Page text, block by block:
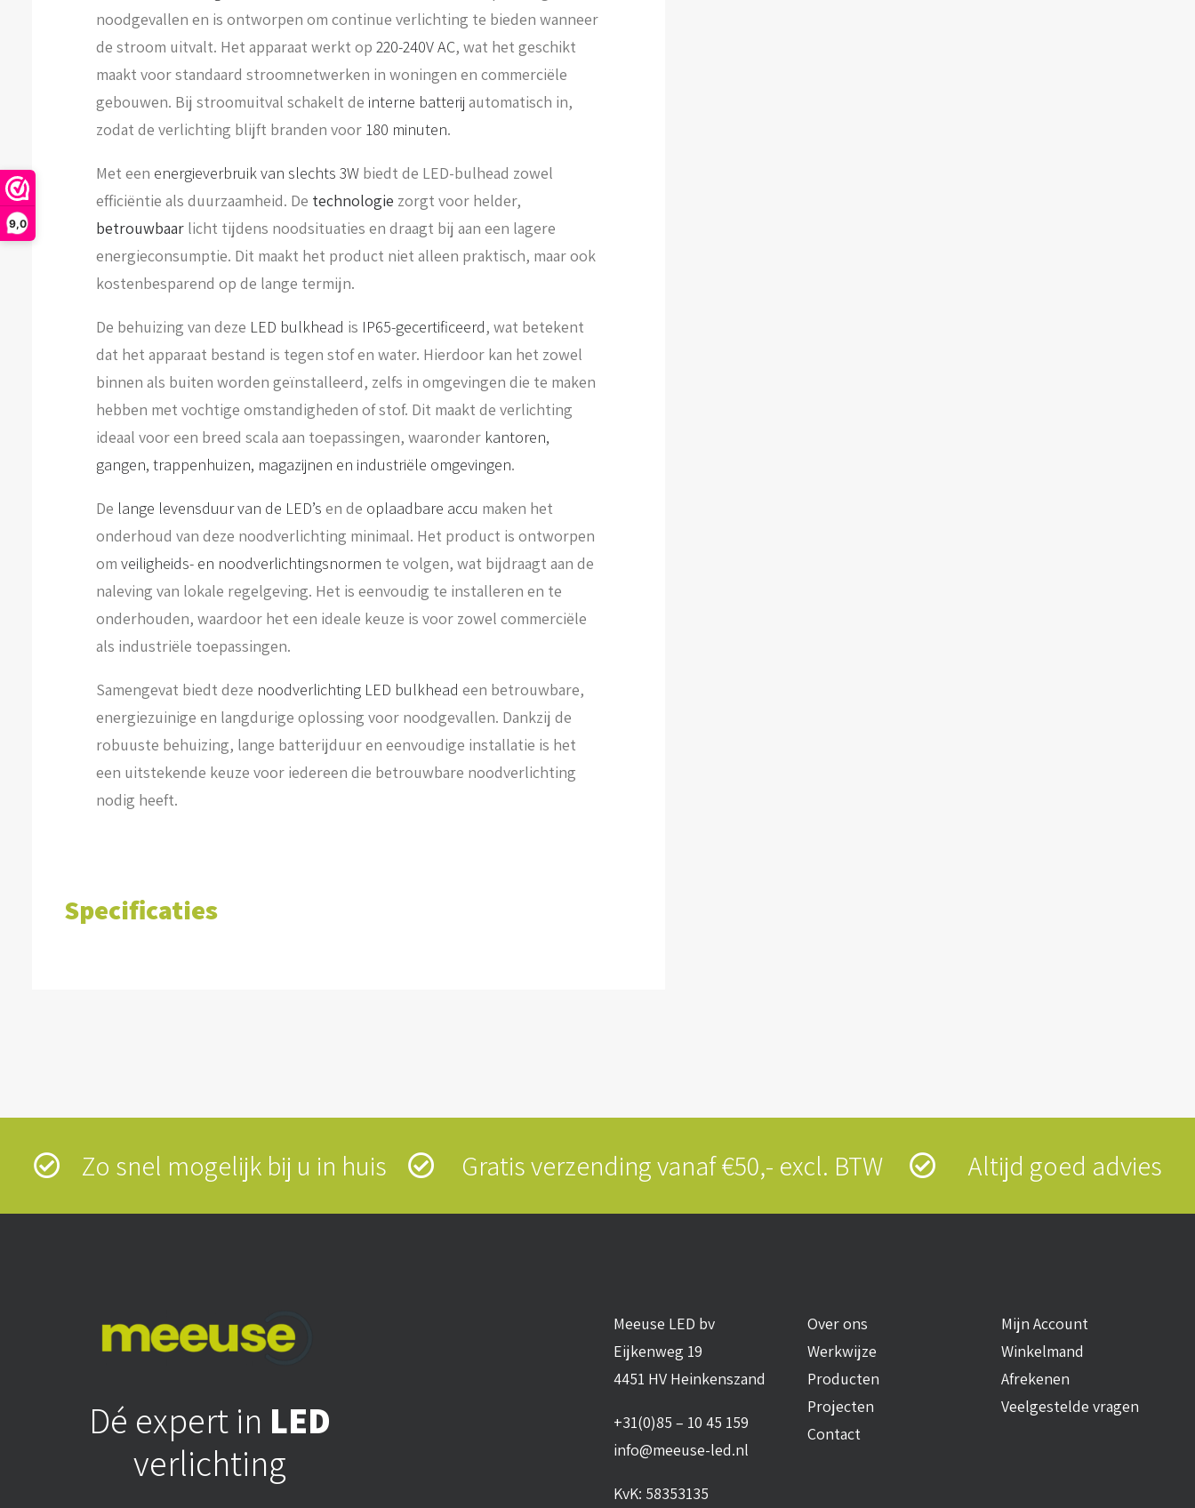
9,0
noodgevallen en is ontworpen om continue verlichting te bieden wanneer
de stroom uitvalt. Het apparaat werkt op 220-240V AC, wat het geschikt
maakt voor standaard stroomnetwerken in woningen en commerciële
gebouwen. Bij stroomuitval schakelt de interne batterij automatisch in,
zodat de verlichting blijft branden voor 180 minuten.
Met een energieverbruik van slechts 3W biedt de LED-bulhead zowel
efficiëntie als duurzaamheid. De technologie zorgt voor helder,
betrouwbaar licht tijdens noodsituaties en draagt bij aan een lagere
energieconsumptie. Dit maakt het product niet alleen praktisch, maar ook
kostenbesparend op de lange termijn.
De behuizing van deze LED bulkhead is IP65-gecertificeerd, wat betekent
dat het apparaat bestand is tegen stof en water. Hierdoor kan het zowel
binnen als buiten worden geïnstalleerd, zelfs in omgevingen die te maken
hebben met vochtige omstandigheden of stof. Dit maakt de verlichting
ideaal voor een breed scala aan toepassingen, waaronder kantoren,
gangen, trappenhuizen, magazijnen en industriële omgevingen.
De lange levensduur van de LED’s en de oplaadbare accu maken het
onderhoud van deze noodverlichting minimaal. Het product is ontworpen
om veiligheids- en noodverlichtingsnormen te volgen, wat bijdraagt aan de
naleving van lokale regelgeving. Het is eenvoudig te installeren en te
onderhouden, waardoor het een ideale keuze is voor zowel commerciële
als industriële toepassingen.
Samengevat biedt deze noodverlichting LED bulkhead een betrouwbare,
energiezuinige en langdurige oplossing voor noodgevallen. Dankzij de
robuuste behuizing, lange batterijduur en eenvoudige installatie is het
een uitstekende keuze voor iedereen die betrouwbare noodverlichting
nodig heeft.
Specificaties
Zo snel mogelijk bij u in huis Gratis verzending vanaf €50,- excl. BTW Altijd goed advies
Dé expert in LED
verlichting
Meeuse LED bv
Eijkenweg 19
4451 HV Heinkenszand
+31(0)85 – 10 45 159
info@meeuse-led.nl
KvK: 58353135
Over ons
Werkwijze
Producten
Projecten
Contact
Mijn Account
Winkelmand
Afrekenen
Veelgestelde vragen